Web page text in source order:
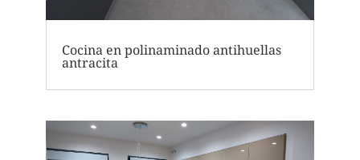
Cocina en polinaminado antihuellas
antracita